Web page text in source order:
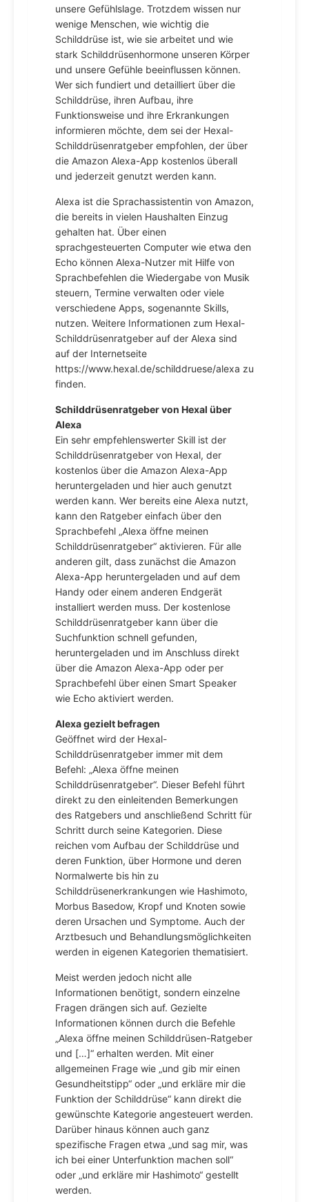
unsere Gefühlslage. Trotzdem wissen nur
wenige Menschen, wie wichtig die
Schilddrüse ist, wie sie arbeitet und wie
stark Schilddrüsenhormone unseren Körper
und unsere Gefühle beeinflussen können.
Wer sich fundiert und detailliert über die
Schilddrüse, ihren Aufbau, ihre
Funktionsweise und ihre Erkrankungen
informieren möchte, dem sei der Hexal-
Schilddrüsenratgeber empfohlen, der über
die Amazon Alexa-App kostenlos überall
und jederzeit genutzt werden kann.
Alexa ist die Sprachassistentin von Amazon,
die bereits in vielen Haushalten Einzug
gehalten hat. Über einen
sprachgesteuerten Computer wie etwa den
Echo können Alexa-Nutzer mit Hilfe von
Sprachbefehlen die Wiedergabe von Musik
steuern, Termine verwalten oder viele
verschiedene Apps, sogenannte Skills,
nutzen. Weitere Informationen zum Hexal-
Schilddrüsenratgeber auf der Alexa sind
auf der Internetseite
https://www.hexal.de/schilddruese/alexa zu
finden.
Schilddrüsenratgeber von Hexal über
Alexa
Ein sehr empfehlenswerter Skill ist der
Schilddrüsenratgeber von Hexal, der
kostenlos über die Amazon Alexa-App
heruntergeladen und hier auch genutzt
werden kann. Wer bereits eine Alexa nutzt,
kann den Ratgeber einfach über den
Sprachbefehl „Alexa öffne meinen
Schilddrüsenratgeber“ aktivieren. Für alle
anderen gilt, dass zunächst die Amazon
Alexa-App heruntergeladen und auf dem
Handy oder einem anderen Endgerät
installiert werden muss. Der kostenlose
Schilddrüsenratgeber kann über die
Suchfunktion schnell gefunden,
heruntergeladen und im Anschluss direkt
über die Amazon Alexa-App oder per
Sprachbefehl über einen Smart Speaker
wie Echo aktiviert werden.
Alexa gezielt befragen
Geöffnet wird der Hexal-
Schilddrüsenratgeber immer mit dem
Befehl: „Alexa öffne meinen
Schilddrüsenratgeber“. Dieser Befehl führt
direkt zu den einleitenden Bemerkungen
des Ratgebers und anschließend Schritt für
Schritt durch seine Kategorien. Diese
reichen vom Aufbau der Schilddrüse und
deren Funktion, über Hormone und deren
Normalwerte bis hin zu
Schilddrüsenerkrankungen wie Hashimoto,
Morbus Basedow, Kropf und Knoten sowie
deren Ursachen und Symptome. Auch der
Arztbesuch und Behandlungsmöglichkeiten
werden in eigenen Kategorien thematisiert.
Meist werden jedoch nicht alle
Informationen benötigt, sondern einzelne
Fragen drängen sich auf. Gezielte
Informationen können durch die Befehle
„Alexa öffne meinen Schilddrüsen-Ratgeber
und […]“ erhalten werden. Mit einer
allgemeinen Frage wie „und gib mir einen
Gesundheitstipp“ oder „und erkläre mir die
Funktion der Schilddrüse“ kann direkt die
gewünschte Kategorie angesteuert werden.
Darüber hinaus können auch ganz
spezifische Fragen etwa „und sag mir, was
ich bei einer Unterfunktion machen soll“
oder „und erkläre mir Hashimoto“ gestellt
werden.